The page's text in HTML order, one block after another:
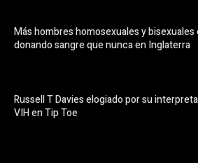
Más hombres homosexuales y bisexuales
donando sangre que nunca en Inglaterra
Russell T Davies elogiado por su
VIH en Tip Toe